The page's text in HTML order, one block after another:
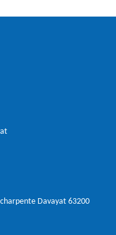
Davayat 63200